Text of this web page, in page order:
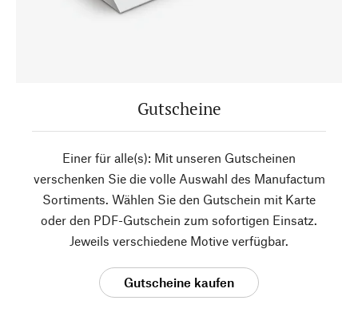
Gutscheine
Einer für alle(s): Mit unseren Gutscheinen
verschenken Sie die volle Auswahl des Manufactum
Sortiments. Wählen Sie den Gutschein mit Karte
oder den PDF-Gutschein zum sofortigen Einsatz.
Jeweils verschiedene Motive verfügbar.
Gutscheine kaufen